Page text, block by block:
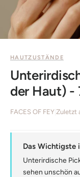
HAUTZUSTÄNDE
der Haut) -
FACES OF FEY Zuletzt
Das Wichtigste
Unterirdische
sehen unschön